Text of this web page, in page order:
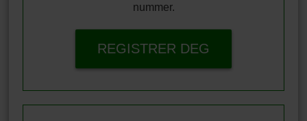
nummer.
REGISTRER DEG